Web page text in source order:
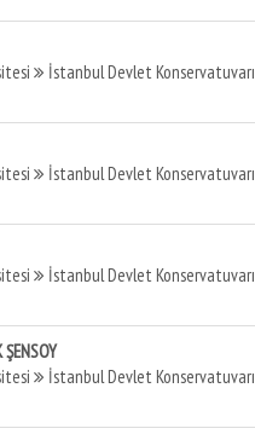
İstanbul Devlet Konservatuvarı
İstanbul Devlet Konservatuvarı
İstanbul Devlet Konservatuvarı
İstanbul Devlet Konservatuvarı